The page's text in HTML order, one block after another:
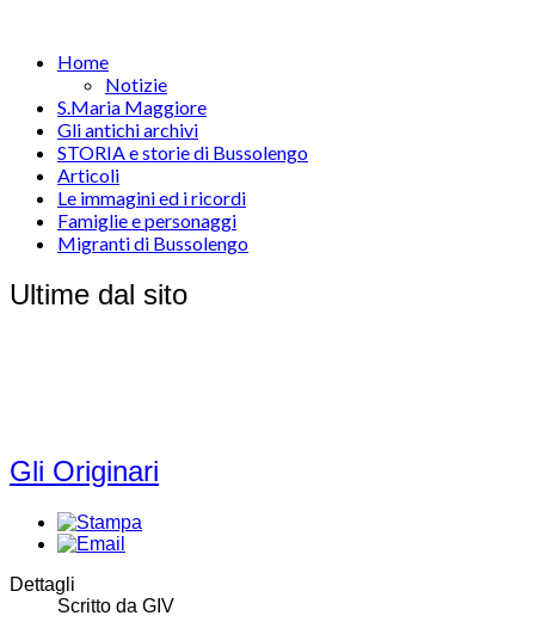
Home
Notizie
S.Maria Maggiore
Gli antichi archivi
STORIA e storie di Bussolengo
Articoli
Le immagini ed i ricordi
Famiglie e personaggi
Migranti di Bussolengo
Ultime dal sito
Gli Originari
Dettagli
Scritto da GIV